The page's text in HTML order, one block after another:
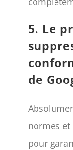
5. Le
de
normes et
pour